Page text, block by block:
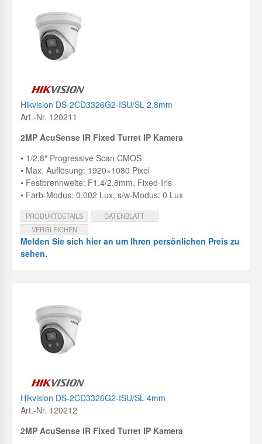
Hikvision DS-2CD3326G2-ISU/SL 2,8mm
Art.-Nr. 120211
2MP AcuSense IR Fixed Turret IP Kamera
• 1/2.8″ Progressive Scan CMOS
• Max. Auflösung: 1920×1080 Pixel
• Festbrennweite: F1.4/2,8mm, Fixed-Iris
• Farb-Modus: 0.002 Lux, s/w-Modus: 0 Lux
PRODUKTDETAILS
DATENBLATT
VERGLEICHEN
Melden Sie sich hier an um Ihren persönlichen Preis zu
sehen.
Hikvision DS-2CD3326G2-ISU/SL 4mm
Art.-Nr. 120212
2MP AcuSense IR Fixed Turret IP Kamera